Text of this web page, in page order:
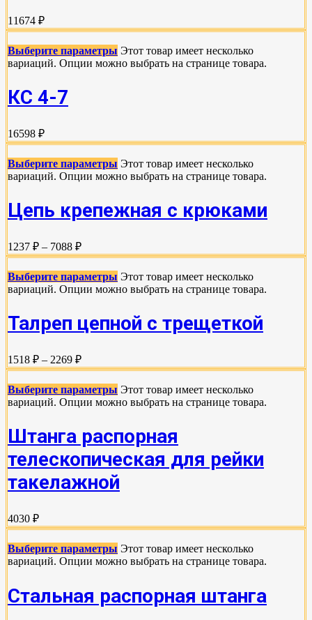
11674 ₽
Выберите параметры Этот товар имеет несколько
вариаций. Опции можно выбрать на странице товара.
КС 4-7
16598 ₽
Выберите параметры Этот товар имеет несколько
вариаций. Опции можно выбрать на странице товара.
Цепь крепежная с крюками
1237 ₽ – 7088 ₽
Выберите параметры Этот товар имеет несколько
вариаций. Опции можно выбрать на странице товара.
Талреп цепной с трещеткой
1518 ₽ – 2269 ₽
Выберите параметры Этот товар имеет несколько
вариаций. Опции можно выбрать на странице товара.
Штанга распорная
телескопическая для рейки
такелажной
4030 ₽
Выберите параметры Этот товар имеет несколько
вариаций. Опции можно выбрать на странице товара.
Стальная распорная штанга